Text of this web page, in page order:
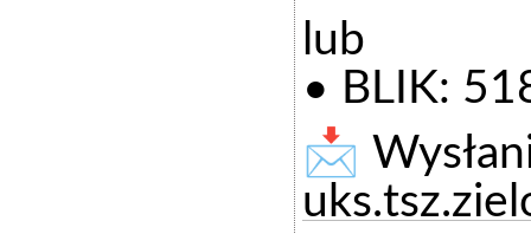
lub
• BLIK:
📩